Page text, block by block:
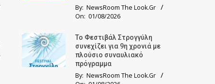
By: NewsRoom The Look.Gr
On: 01/08/2026
Το Φεστιβάλ Στρογγύλη
συνεχίζει για 9η χρονιά με
πλούσιο συναυλιακό
πρόγραμμα
By: NewsRoom The Look.Gr